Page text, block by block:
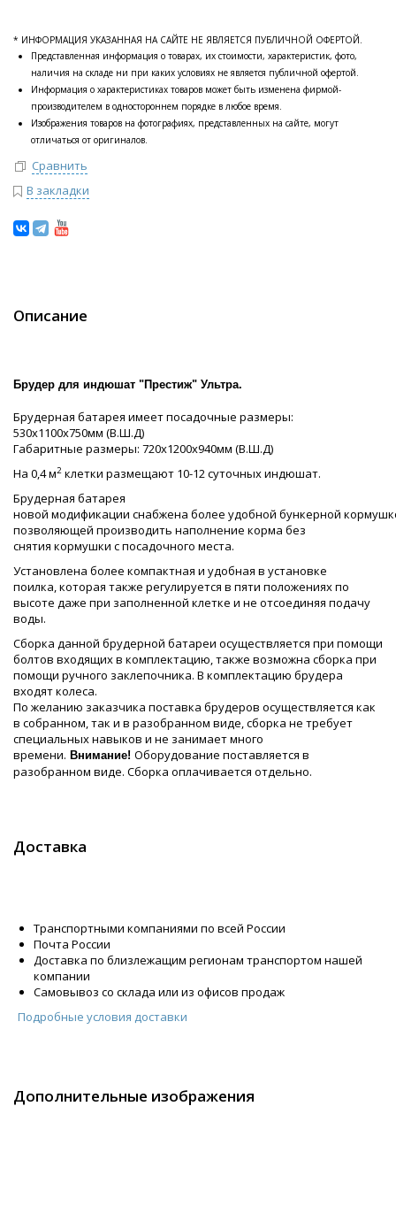
* ИНФОРМАЦИЯ УКАЗАННАЯ НА САЙТЕ НЕ ЯВЛЯЕТСЯ ПУБЛИЧНОЙ ОФЕРТОЙ.
Представленная информация о товарах, их стоимости, характеристик, фото,
наличия на складе ни при каких условиях не является публичной офертой.
Информация о характеристиках товаров может быть изменена фирмой-
производителем в одностороннем порядке в любое время.
Изображения товаров на фотографиях, представленных на сайте, могут
отличаться от оригиналов.
Сравнить
В закладки
Описание
Брудер для индюшат "Престиж" Ультра.
Брудерная батарея имеет посадочные размеры:
530х1100х750мм (В.Ш.Д)
Габаритные размеры: 720х1200х940мм (В.Ш.Д)
На 0,4 м2 клетки размещают 10-12 суточных индюшат.
Брудерная батарея
новой модификации снабжена более удобной бункерной
позволяющей производить наполнение корма без
снятия кормушки с посадочного места.
Установлена более компактная и удобная в установке
поилка, которая также регулируется в пяти положениях по
высоте даже при заполненной клетке и не отсоединяя подачу
воды.
Сборка данной брудерной батареи осуществляется при помощи
болтов входящих в комплектацию, также возможна сборка при
помощи ручного заклепочника. В комплектацию брудера
входят колеса.
По желанию заказчика поставка брудеров осуществляется как
в собранном, так и в разобранном виде, сборка не требует
специальных навыков и не занимает много
времени. Внимание! Оборудование поставляется в
разобранном виде. Сборка оплачивается отдельно.
Доставка
Транспортными компаниями по всей России
Почта России
Доставка по близлежащим регионам транспортом нашей
компании
Самовывоз со склада или из офисов продаж
Подробные условия доставки
Дополнительные изображения